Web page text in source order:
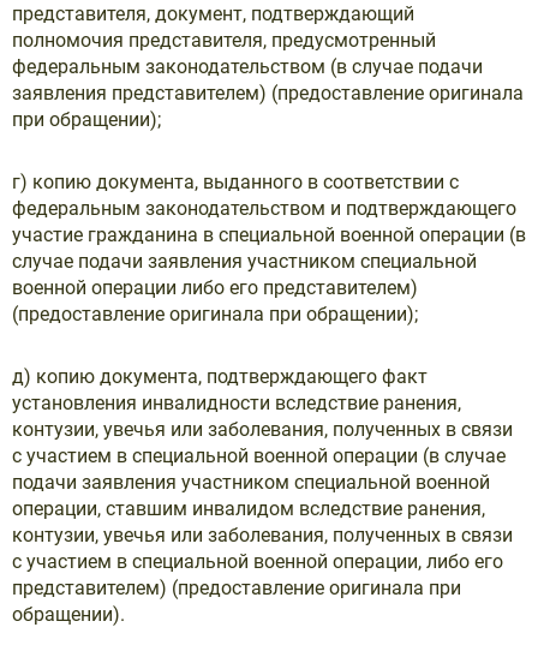
представителя, документ, подтверждающий
полномочия представителя, предусмотренный
федеральным законодательством (в случае подачи
заявления представителем) (предоставление оригинала
при обращении);
г) копию документа, выданного в соответствии с
федеральным законодательством и подтверждающего
участие гражданина в специальной военной операции (в
случае подачи заявления участником специальной
военной операции либо его представителем)
(предоставление оригинала при обращении);
д) копию документа, подтверждающего факт
установления инвалидности вследствие ранения,
контузии, увечья или заболевания, полученных в связи
с участием в специальной военной операции (в случае
подачи заявления участником специальной военной
операции, ставшим инвалидом вследствие ранения,
контузии, увечья или заболевания, полученных в связи
с участием в специальной военной операции, либо его
представителем) (предоставление оригинала при
обращении).